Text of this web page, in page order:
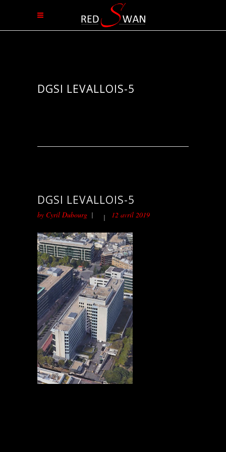
DGSI LEVALLOIS-5
DGSI LEVALLOIS-5
by Cyril Dubourg 12 avril 2019